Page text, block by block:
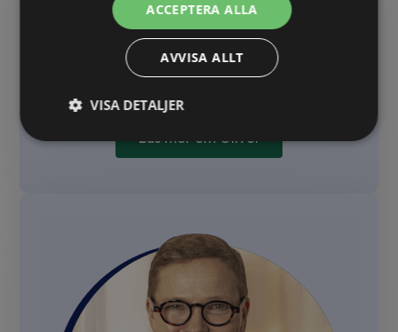
Oliver Bucaro
Senior Legal Counsel
Läs mer om Oliver
ACCEPTERA ALLA
AVVISA ALLT
VISA DETALJER